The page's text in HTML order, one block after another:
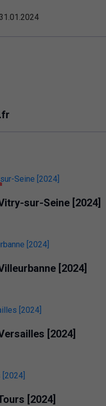
31.01.2024
sur-Seine [2024]
[2024]
[2024]
[2024]